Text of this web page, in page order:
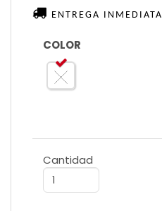
ENTREGA INMEDIATA
COLOR
Cantidad